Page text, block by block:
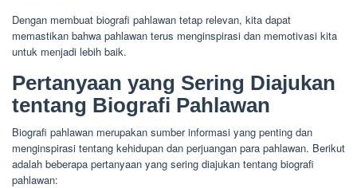
Dengan membuat biografi pahlawan tetap relevan, kita dapat
memastikan bahwa pahlawan terus menginspirasi dan memotivasi kita
untuk menjadi lebih baik.
Pertanyaan yang Sering Diajukan
tentang Biografi Pahlawan
Biografi pahlawan merupakan sumber informasi yang penting dan
menginspirasi tentang kehidupan dan perjuangan para pahlawan. Berikut
adalah beberapa pertanyaan yang sering diajukan tentang biografi
pahlawan: